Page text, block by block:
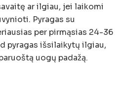
ar ilgiau, jei laikomi
Pyragas su
per pirmąsias 24-36
pyragas išsilaikytų ilgiau,
uogų padažą.